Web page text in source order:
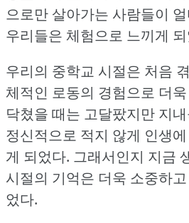
으로만 살아가는 사람들이
우리들은 체험으로 느끼게
우리의 중학교 시절은 처음
체적인 로동의 경험으로 더
닥쳤을 때는 고달팠지만 지
정신적으로 적지 않게 인생
게 되었다. 그래서인지 지금
시절의 기억은 더욱 소중하
었다.